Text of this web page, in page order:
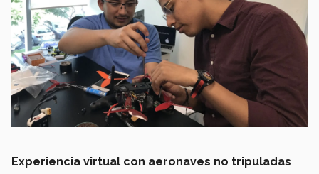
Experiencia virtual con aeronaves no tripuladas